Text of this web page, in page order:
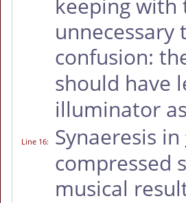
keeping with
confusion:
should have
illuminator
Line 16: Synaeresis in
compressed
musical